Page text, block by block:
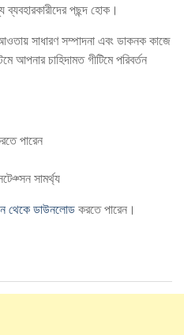
পছন্দ হোক।
সাধারণ সম্পাদনা এবং ডাকনক কাজে
আপনার চাহিদামত গীটিমে পরিবর্তন
পারেন
সামর্থ্য
থেকে ডাউনলোডকরতে পারেন।